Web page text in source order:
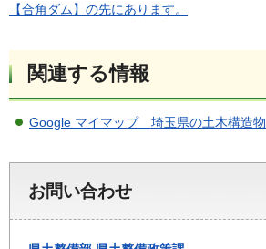
【合角ダム】の先にあります。
関連する情報
Google マイマップ 埼玉県の土木構造物
お問い合わせ